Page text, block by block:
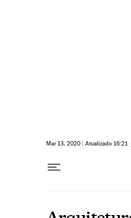
Mar 13, 2020 | Atualizado 16:21